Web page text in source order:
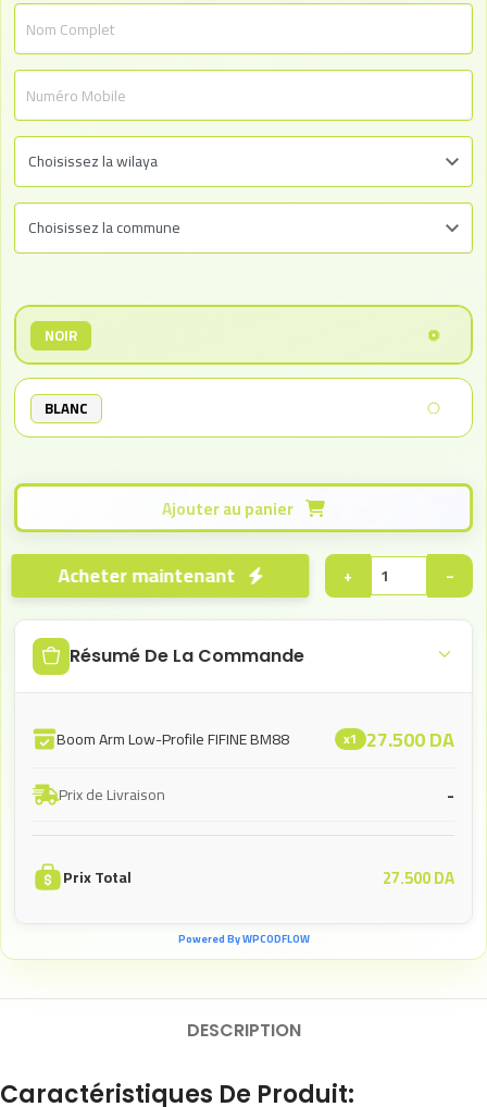
NOIR
BLANC
−
+
Résumé De La Commande
Boom Arm Low-Profile FIFINE BM88 x1 27.500DA
Prix de Livraison -
Prix Total 27.500DA
Powered By WPCODFLOW
DESCRIPTION
Caractéristiques De Produit: